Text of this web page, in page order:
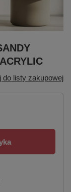
do listy zakupowej